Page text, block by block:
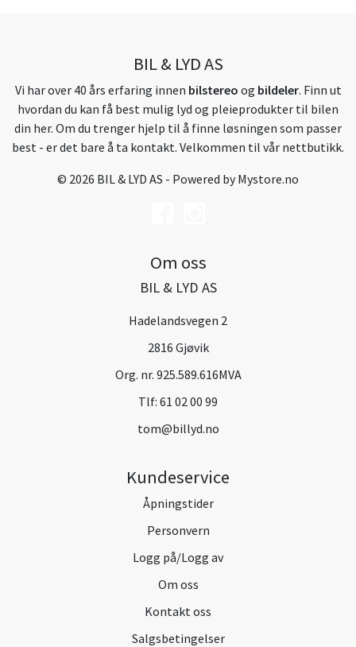
BIL & LYD AS
Vi har over 40 års erfaring innen bilstereo og bildeler. Finn ut
hvordan du kan få best mulig lyd og pleieprodukter til bilen
din her. Om du trenger hjelp til å finne løsningen som passer
best - er det bare å ta kontakt. Velkommen til vår nettbutikk.
© 2026 BIL & LYD AS - Powered byMystore.no
Om oss
BIL & LYD AS
Hadelandsvegen 2
2816 Gjøvik
Org. nr. 925.589.616MVA
Tlf: 61 02 00 99
tom@billyd.no
Kundeservice
Åpningstider
Personvern
Logg på/Logg av
Om oss
Kontakt oss
Salgsbetingelser